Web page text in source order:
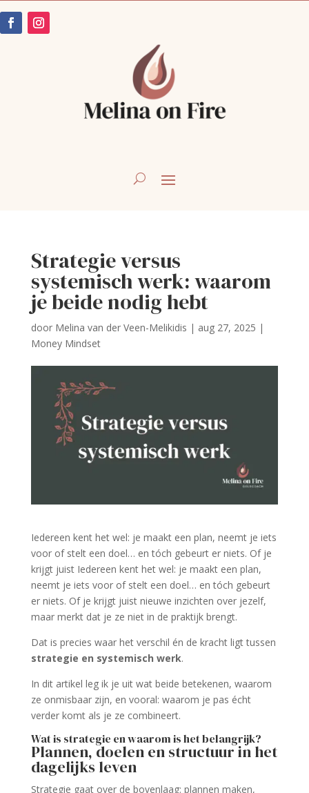
Strategie versus
systemisch werk: waarom
je beide nodig hebt
door Melina van der Veen-Melikidis | aug 27, 2025 |
Money Mindset
Iedereen kent het wel: je maakt een plan, neemt je iets
voor of stelt een doel… en tóch gebeurt er niets. Of je
krijgt juist Iedereen kent het wel: je maakt een plan,
neemt je iets voor of stelt een doel… en tóch gebeurt
er niets. Of je krijgt juist nieuwe inzichten over jezelf,
maar merkt dat je ze niet in de praktijk brengt.
Dat is precies waar het verschil én de kracht ligt tussen
strategie en systemisch werk.
In dit artikel leg ik je uit wat beide betekenen, waarom
ze onmisbaar zijn, en vooral: waarom je pas écht
verder komt als je ze combineert.
Wat is strategie en waarom is het belangrijk?
Plannen, doelen en structuur in het
dagelijks leven
Strategie gaat over de bovenlaag: plannen maken,